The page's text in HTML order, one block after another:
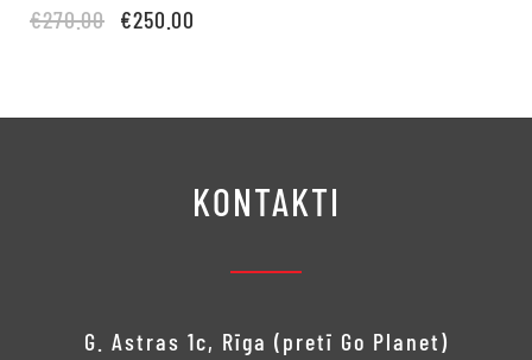
€270.00 Original
€250.00
KONTAKTI
G. Astras 1c, Rīga (pretī Go Planet)